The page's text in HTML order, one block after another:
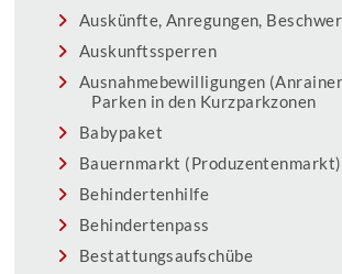
Auskünfte, Anregungen,
Auskunftssperren
Ausnahmebewilligungen
Parken in den Kurzparkzonen
Babypaket
Bauernmarkt (Produzentenmarkt)
Behindertenhilfe
Behindertenpass
Bestattungsaufschübe